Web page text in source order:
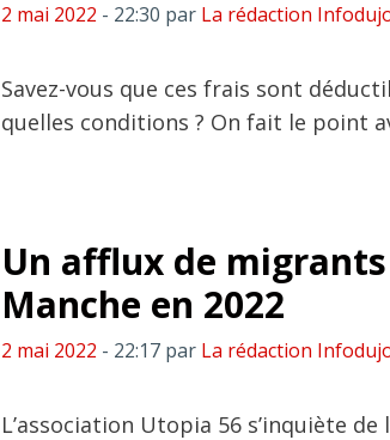
2 mai 2022 - 22:30 par La rédaction
Savez-vous que ces frais sont
quelles conditions ? On fait le point
Un afflux de migrants
Manche en 2022
2 mai 2022 - 22:17 par La rédaction
L’association Utopia 56 s’inquiète